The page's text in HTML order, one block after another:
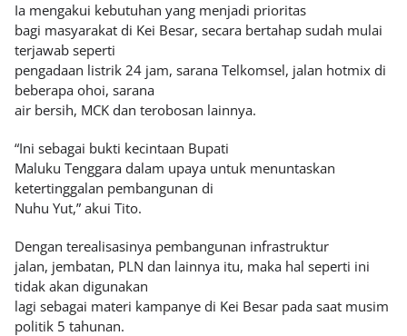
Ia mengakui kebutuhan yang menjadi prioritas
bagi masyarakat di Kei Besar, secara bertahap sudah mulai
terjawab seperti
pengadaan listrik 24 jam, sarana Telkomsel, jalan hotmix di
beberapa ohoi, sarana
air bersih, MCK dan terobosan lainnya.
“Ini sebagai bukti kecintaan Bupati
Maluku Tenggara dalam upaya untuk menuntaskan
ketertinggalan pembangunan di
Nuhu Yut,” akui Tito.
Dengan terealisasinya pembangunan infrastruktur
jalan, jembatan, PLN dan lainnya itu, maka hal seperti ini
tidak akan digunakan
lagi sebagai materi kampanye di Kei Besar pada saat musim
politik 5 tahunan.